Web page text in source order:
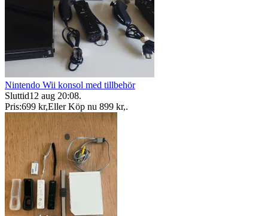
Nintendo Wii konsol med tillbehör
Sluttid12 aug 20:08.
Pris:699 kr,Eller Köp nu 899 kr,.